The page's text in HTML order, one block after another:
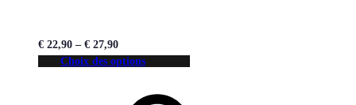
€ 22,90 – € 27,90
Choix des options